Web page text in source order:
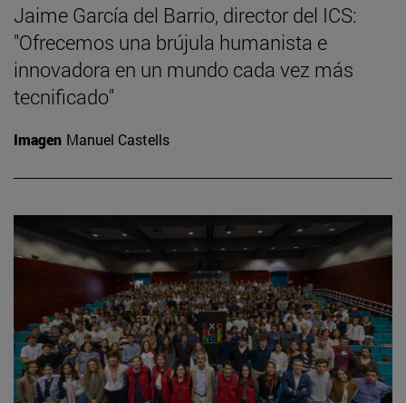
Jaime García del Barrio, director del ICS:
"Ofrecemos una brújula humanista e
innovadora en un mundo cada vez más
tecnificado"
Imagen Manuel Castells